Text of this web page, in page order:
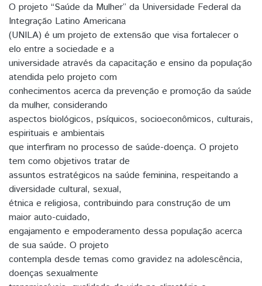
O projeto “Saúde da Mulher” da Universidade Federal da
Integração Latino Americana
(UNILA) é um projeto de extensão que visa fortalecer o
elo entre a sociedade e a
universidade através da capacitação e ensino da população
atendida pelo projeto com
conhecimentos acerca da prevenção e promoção da saúde
da mulher, considerando
aspectos biológicos, psíquicos, socioeconômicos, culturais,
espirituais e ambientais
que interfiram no processo de saúde-doença. O projeto
tem como objetivos tratar de
assuntos estratégicos na saúde feminina, respeitando a
diversidade cultural, sexual,
étnica e religiosa, contribuindo para construção de um
maior auto-cuidado,
engajamento e empoderamento dessa população acerca
de sua saúde. O projeto
contempla desde temas como gravidez na adolescência,
doenças sexualmente